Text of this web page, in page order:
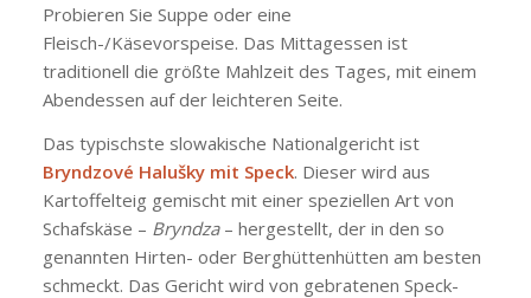
Probieren Sie Suppe oder eine
Fleisch-/Käsevorspeise. Das Mittagessen ist
traditionell die größte Mahlzeit des Tages, mit einem
Abendessen auf der leichteren Seite.
Das typischste slowakische Nationalgericht ist
Bryndzové Halušky mit Speck. Dieser wird aus
Kartoffelteig gemischt mit einer speziellen Art von
Schafskäse – Bryndza– hergestellt, der in den so
genannten Hirten- oder Berghüttenhütten am besten
schmeckt. Das Gericht wird von gebratenen Speck-